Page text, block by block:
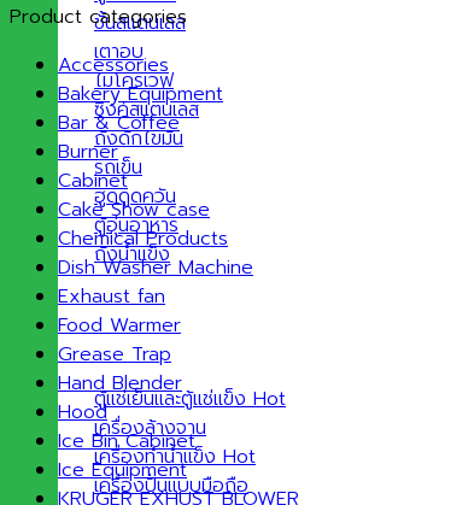
ชั้นสแตนเลส
เตาอบ
ไมโครเวฟ
ซิงค์สแตนเลส
ถังดักไขมัน
รถเข็น
ฮูดดูดควัน
ตู้อุ่นอาหาร
ถังน้ำแข็ง
ตู้แช่เย็นและตู้แช่แข็ง
เครื่องล้างจาน
เครื่องทำน้ำแข็ง
เครื่องปั่นแบบมือถือ
Product categories
Accessories
Bakery Equipment
Bar & Coffee
Burner
Cabinet
Cake Show case
Chemical Products
Dish Washer Machine
Exhaust fan
Food Warmer
Grease Trap
Hand Blender
Hood
Ice Bin Cabinet
Ice Equipment
KRUGER EXHUST BLOWER